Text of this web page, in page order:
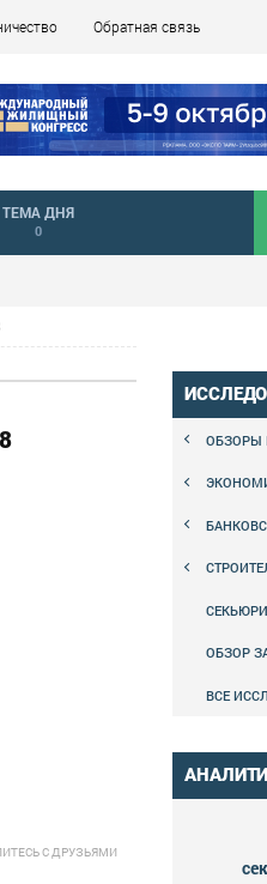
Обратная связь
ТЕМА ДНЯ
0
С ДРУЗЬЯМИ
ОБЗОРЫ
ОБЗОР
ВСЕ